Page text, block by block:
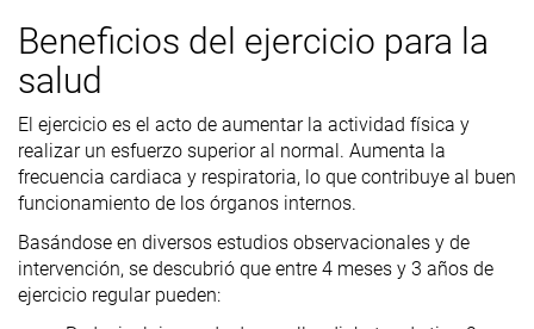
Beneficios del ejercicio para la
salud
El ejercicio es el acto de aumentar la actividad física y
realizar un esfuerzo superior al normal. Aumenta la
frecuencia cardiaca y respiratoria, lo que contribuye al buen
funcionamiento de los órganos internos.
Basándose en diversos estudios observacionales y de
intervención, se descubrió que entre 4 meses y 3 años de
ejercicio regular pueden: